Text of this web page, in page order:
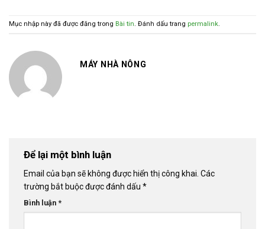
Mục nhập này đã được đăng trong Bài tin. Đánh dấu trang permalink.
MÁY NHÀ NÔNG
Để lại một bình luận
Email của bạn sẽ không được hiển thị công khai. Các
trường bắt buộc được đánh dấu *
Bình luận *